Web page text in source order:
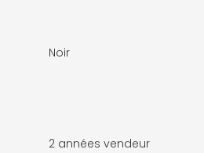
Noir
2 années vendeur